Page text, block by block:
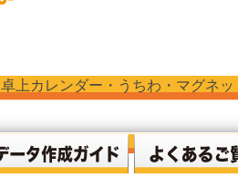
卓上カレンダー・うちわ・マグネ